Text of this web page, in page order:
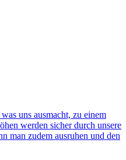
uns ausmacht, zu einem
werden sicher durch unsere
man zudem ausruhen und den